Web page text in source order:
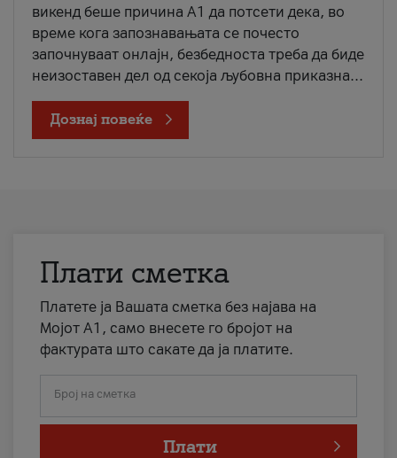
викенд беше причина А1 да потсети дека, во
време кога запознавањата се почесто
започнуваат онлајн, безбедноста треба да биде
неизоставен дел од секоја љубовна приказна...
Дознај повеќе
Плати сметка
Платете ја Вашата сметка без најава на
Мојот А1, само внесете го бројот на
фактурата што сакате да ја платите.
Број на сметка
Плати